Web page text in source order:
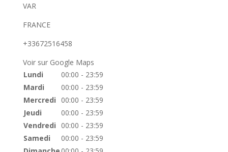
VAR
FRANCE
+33672516458
Voir sur Google Maps
Lundi
00:00 - 23:59
Mardi
00:00 - 23:59
Mercredi
00:00 - 23:59
Jeudi
00:00 - 23:59
Vendredi
00:00 - 23:59
Samedi
00:00 - 23:59